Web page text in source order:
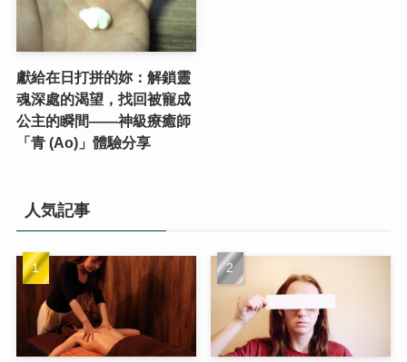
獻給在日打拼的妳：解鎖靈
魂深處的渴望，找回被寵成
公主的瞬間——神級療癒師
「青 (Ao)」體驗分享
人気記事